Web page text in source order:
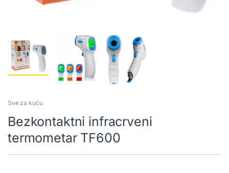
Sve za kuću
Bezkontaktni infracrveni
termometar TF600